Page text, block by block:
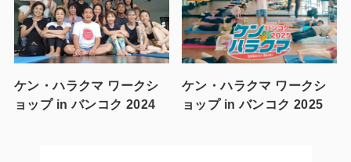
ケン・ハラクマ ワークシ
ョップ in バンコク 2024
ケン・ハラクマ ワークシ
ョップ in バンコク 2025